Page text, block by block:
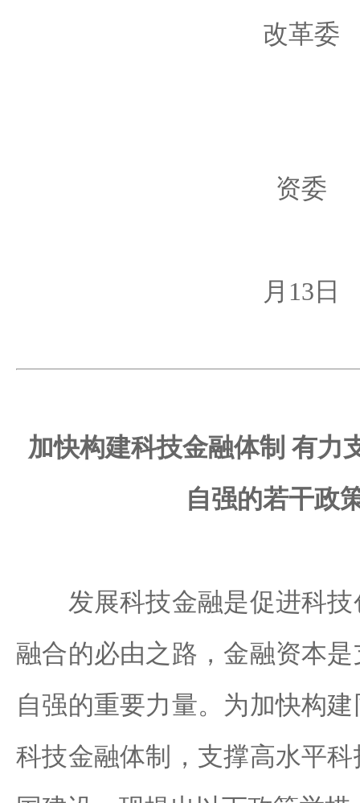
改革委
资委
月13日
加快构建科技金融体制 有力
自强的若干政
发展科技金融是促进科技
融合的必由之路，金融资本
自强的重要力量。为加快构
科技金融体制，支撑高水平